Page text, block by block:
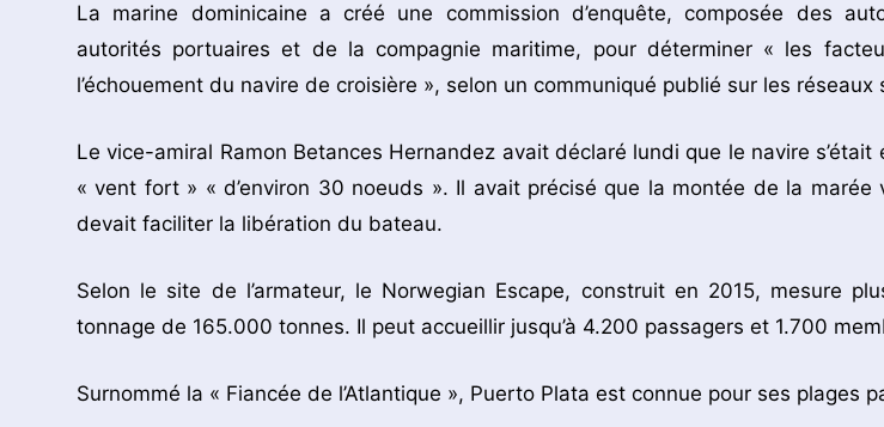
La marine dominicaine a créé une commission d’enquête, composée des
autorités portuaires et de la compagnie maritime, pour déterminer « les
l’échouement du navire de croisière », selon un communiqué publié sur les réseaux
Le vice-amiral Ramon Betances Hernandez avait déclaré lundi que le navire s’était
« vent fort » « d’environ 30 noeuds ». Il avait précisé que la montée de la
devait faciliter la libération du bateau.
Selon le site de l’armateur, le Norwegian Escape, construit en 2015, mesure
tonnage de 165.000 tonnes. Il peut accueillir jusqu’à 4.200 passagers et 1.700
Surnommé la « Fiancée de l’Atlantique », Puerto Plata est connue pour ses plages